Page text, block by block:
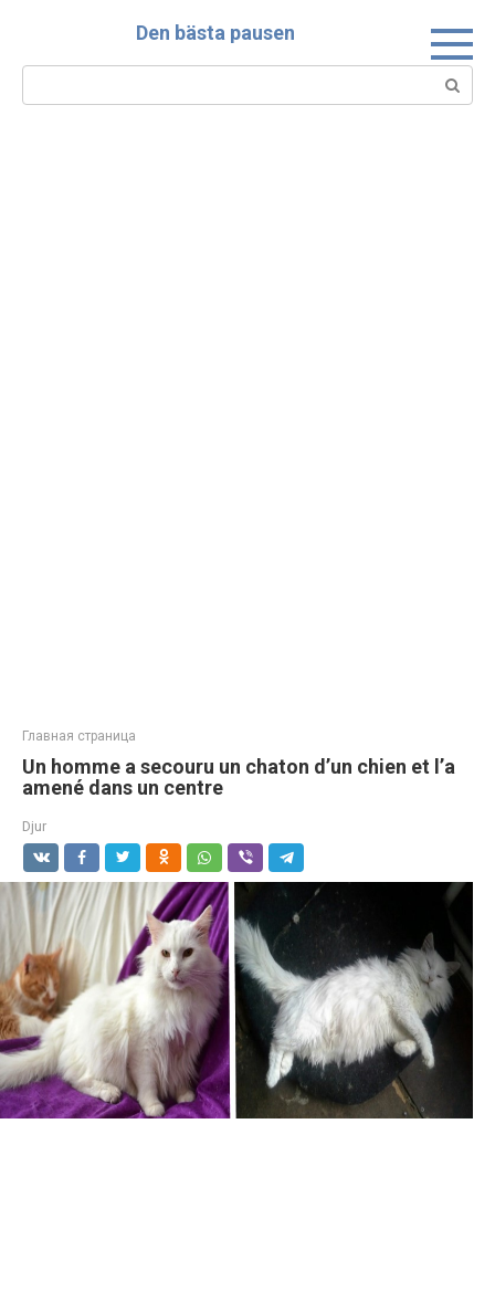
Den bästa pausen
Search:
Главная страница
Un homme a secouru un chaton d’un chien et l’a
amené dans un centre
Djur